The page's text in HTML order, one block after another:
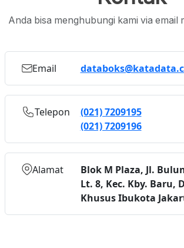
Anda bisa menghubungi kami via email
Email
Telepon
(021) 7209195
(021) 7209196
Alamat
Blok M Plaza, Jl.
Lt. 8, Kec. Kby. Baru,
Khusus Ibukota